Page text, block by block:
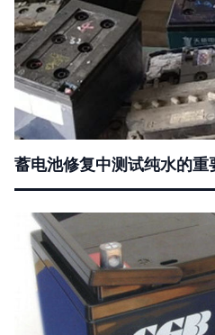
蓄电池修复中测试纯水的